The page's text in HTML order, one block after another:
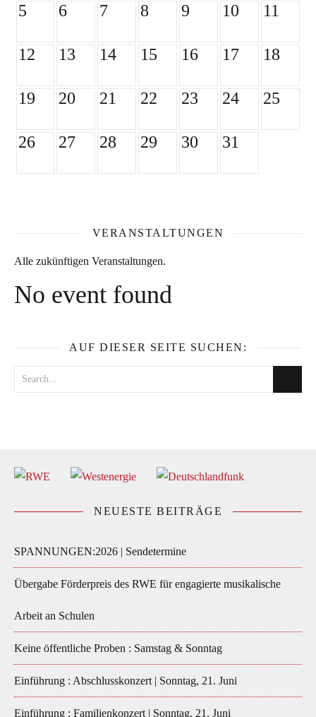
5 6 7 8 9 10 11
12 13 14 15 16 17 18
19 20 21 22 23 24 25
26 27 28 29 30 31
VERANSTALTUNGEN
Alle zukünftigen Veranstaltungen.
No event found
AUF DIESER SEITE SUCHEN:
NEUESTE BEITRÄGE
SPANNUNGEN:2026 | Sendetermine
Übergabe Förderpreis des RWE für engagierte musikalische
Arbeit an Schulen
Keine öffentliche Proben : Samstag & Sonntag
Einführung : Abschlusskonzert | Sonntag, 21. Juni
Einführung : Familienkonzert | Sonntag, 21. Juni